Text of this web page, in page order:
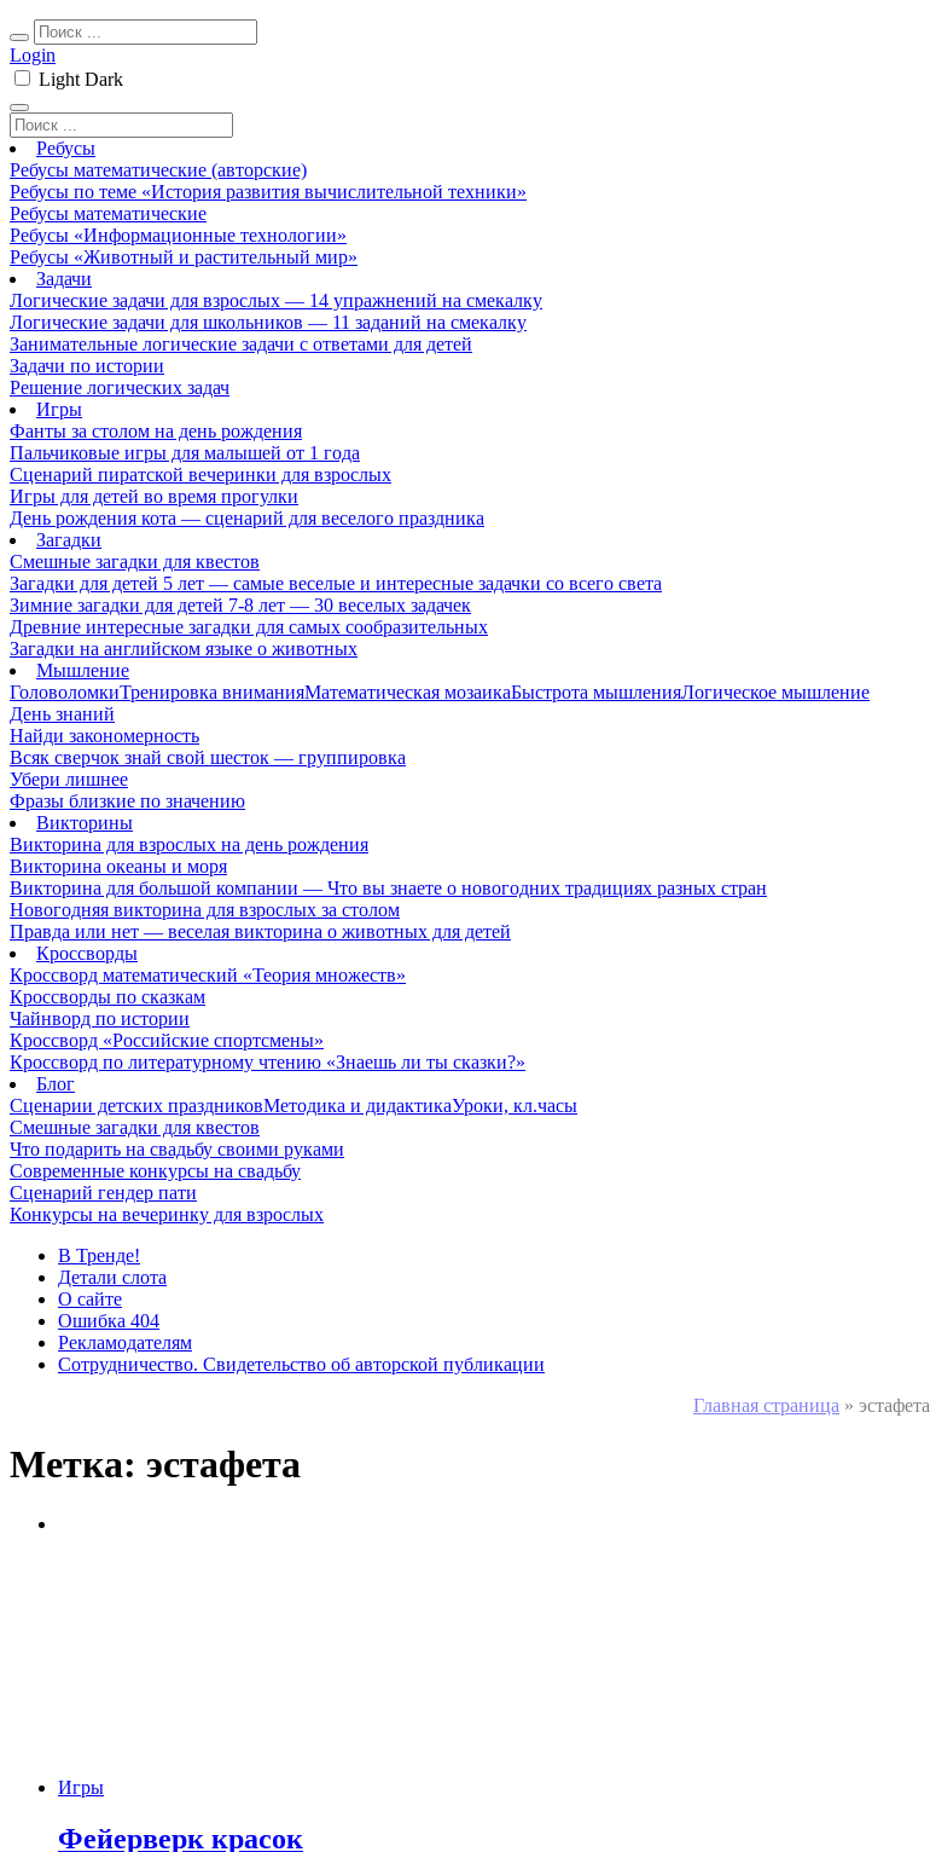
Login
Light Dark
Ребусы
Ребусы математические (авторские)
Ребусы по теме «История развития вычислительной техники»
Ребусы математические
Ребусы «Информационные технологии»
Ребусы «Животный и растительный мир»
Задачи
Логические задачи для взрослых — 14 упражнений на смекалку
Логические задачи для школьников — 11 заданий на смекалку
Занимательные логические задачи с ответами для детей
Задачи по истории
Решение логических задач
Игры
Фанты за столом на день рождения
Пальчиковые игры для малышей от 1 года
Сценарий пиратской вечеринки для взрослых
Игры для детей во время прогулки
День рождения кота — сценарий для веселого праздника
Загадки
Смешные загадки для квестов
Загадки для детей 5 лет — самые веселые и интересные задачки со всего света
Зимние загадки для детей 7-8 лет — 30 веселых задачек
Древние интересные загадки для самых сообразительных
Загадки на английском языке о животных
Мышление
ГоловоломкиТренировка вниманияМатематическая мозаикаБыстрота мышленияЛогическое мышление
День знаний
Найди закономерность
Всяк сверчок знай свой шесток — группировка
Убери лишнее
Фразы близкие по значению
Викторины
Викторина для взрослых на день рождения
Викторина океаны и моря
Викторина для большой компании — Что вы знаете о новогодних традициях разных стран
Новогодняя викторина для взрослых за столом
Правда или нет — веселая викторина о животных для детей
Кроссворды
Кроссворд математический «Теория множеств»
Кроссворды по сказкам
Чайнворд по истории
Кроссворд «Российские спортсмены»
Кроссворд по литературному чтению «Знаешь ли ты сказки?»
Блог
Сценарии детских праздниковМетодика и дидактикаУроки, кл.часы
Смешные загадки для квестов
Что подарить на свадьбу своими руками
Современные конкурсы на свадьбу
Сценарий гендер пати
Конкурсы на вечеринку для взрослых
В Тренде!
Детали слота
О сайте
Ошибка 404
Рекламодателям
Сотрудничество. Свидетельство об авторской публикации
Главная страница » эстафета
Метка: эстафета
Игры
Фейерверк красок